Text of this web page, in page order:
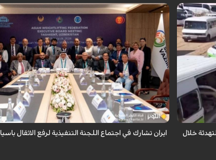
أعلن المكتب الإعلامي الحكومي في غزة ارتكاب الاحتلال الإسرائيلي أكثر من 4,091
إسرائيلياً للتهدئة خلال
شارك رئيس الاتحاد الايراني لرفع الاثقال سجاد انوشيرواني في
التنفيذية للاتحاد الاسيوي لرفع الاثقال بمدينة طشقند وذلك
منافسات ...
ايران تشارك في اجتماع اللجنة التنفيذية لرفع الاثقال باسيا